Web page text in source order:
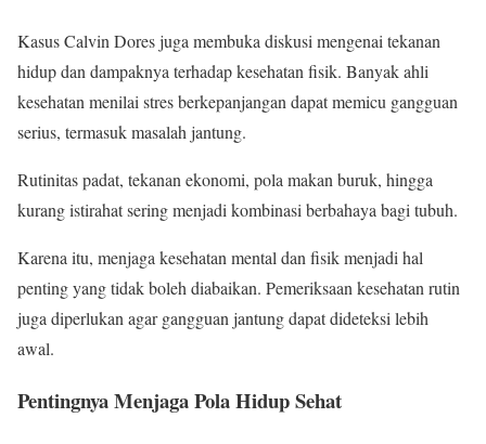
Kasus Calvin Dores juga membuka diskusi mengenai tekanan
hidup dan dampaknya terhadap kesehatan fisik. Banyak ahli
kesehatan menilai stres berkepanjangan dapat memicu gangguan
serius, termasuk masalah jantung.
Rutinitas padat, tekanan ekonomi, pola makan buruk, hingga
kurang istirahat sering menjadi kombinasi berbahaya bagi tubuh.
Karena itu, menjaga kesehatan mental dan fisik menjadi hal
penting yang tidak boleh diabaikan. Pemeriksaan kesehatan rutin
juga diperlukan agar gangguan jantung dapat dideteksi lebih
awal.
Pentingnya Menjaga Pola Hidup Sehat